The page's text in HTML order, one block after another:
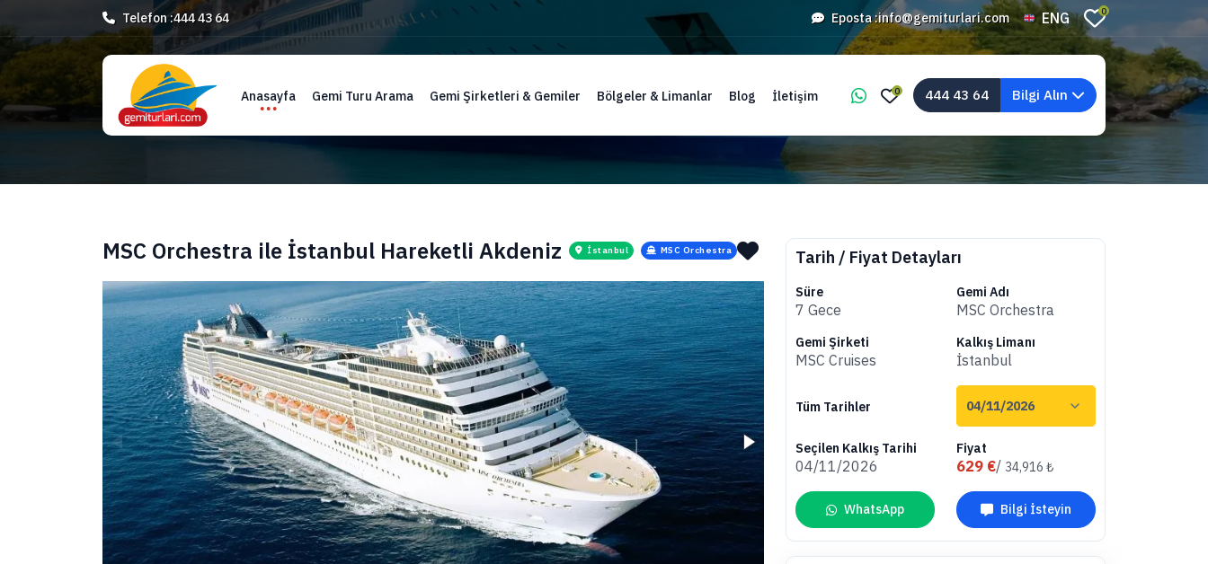
Telefon :444 43 64 Eposta :info@gemiturlari.com ENG 0
Anasayfa Gemi Turu Arama Gemi Şirketleri & Gemiler Bölgeler & Limanlar Blog İletişim 0 444 43 64 Bilgi Alın
MSC Orchestra ile İstanbul Hareketli Akdeniz İstanbul MSC Orchestra Tarih / Fiyat Detayları
Süre
7 Gece
Gemi Adı
MSC Orchestra
Gemi Şirketi
MSC Cruises
Kalkış Limanı
İstanbul
Tüm Tarihler
Seçilen Kalkış Tarihi
04/11/2026
Fiyat
629 €/ 34,916 ₺
WhatsApp Bilgi İsteyin